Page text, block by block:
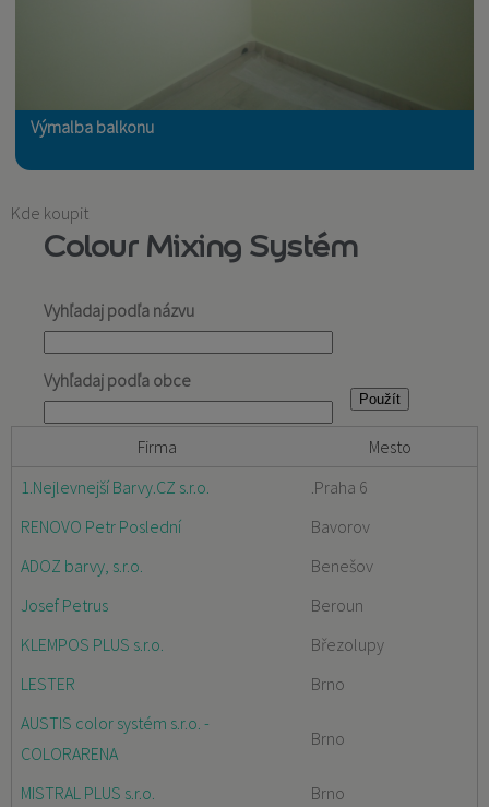
Výmalba balkonu
Kde koupit
Colour Mixing Systém
Vyhľadaj podľa názvu
Vyhľadaj podľa obce
Firma
Mesto
1.Nejlevnejší Barvy.CZ s.r.o.
.Praha 6
RENOVO Petr Poslední
Bavorov
ADOZ barvy, s.r.o.
Benešov
Josef Petrus
Beroun
KLEMPOS PLUS s.r.o.
Březolupy
LESTER
Brno
AUSTIS color systém s.r.o. -
COLORARENA
Brno
MISTRAL PLUS s.r.o.
Brno